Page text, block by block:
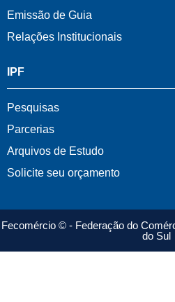
Emissão de Guia
Relações Institucionais
IPF
Pesquisas
Parcerias
Arquivos de Estudo
Solicite seu orçamento
Fecomércio © - Federação do
do Sul